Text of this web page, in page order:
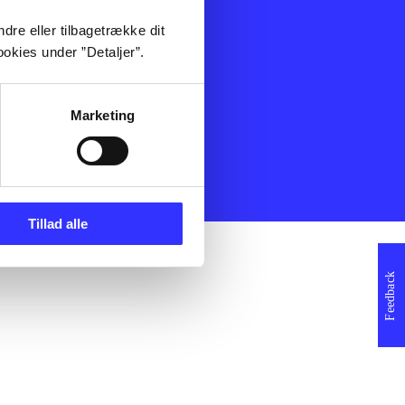
eller tilbagetrække dit
under ”Detaljer”.
Marketing
Tillad alle
Feedback
Film
Musik